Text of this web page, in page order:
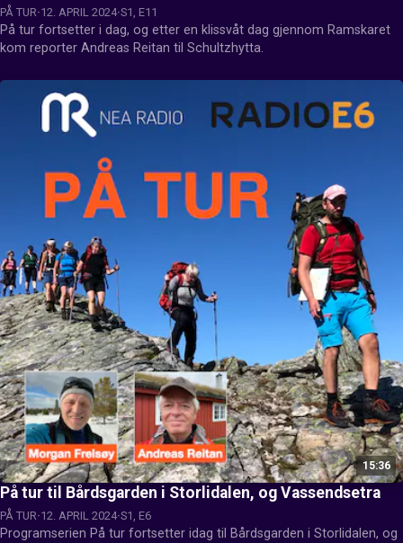
PÅ TUR 12. APRIL 2024 S1, E11
På tur fortsetter i dag, og etter en klissvåt dag gjennom Ramskaret
kom reporter Andreas Reitan til Schultzhytta.
15:36
På tur til Bårdsgarden i Storlidalen, og Vassendsetra
PÅ TUR 12. APRIL 2024 S1, E6
Programserien På tur fortsetter idag til Bårdsgarden i Storlidalen, og